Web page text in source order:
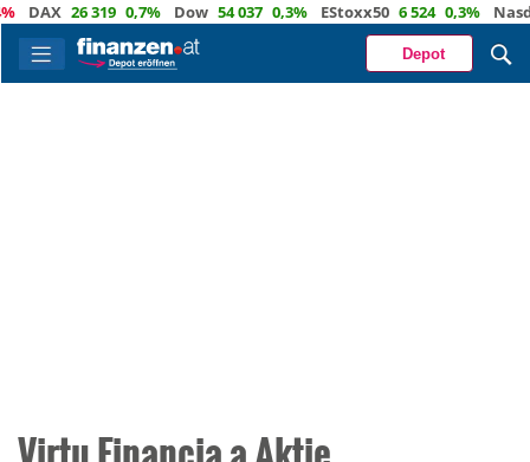
DAX 26 319 0,7% Dow 54 037 0,3% EStoxx50 6 524 0,3%
Depot